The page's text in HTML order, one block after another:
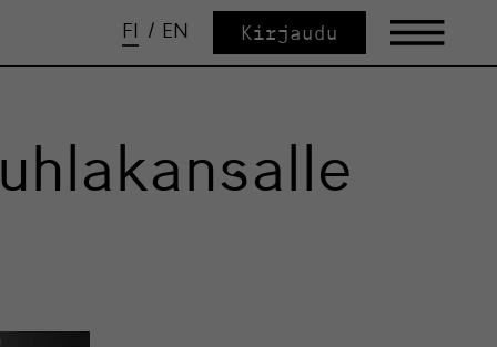
FI / EN Kirjaudu